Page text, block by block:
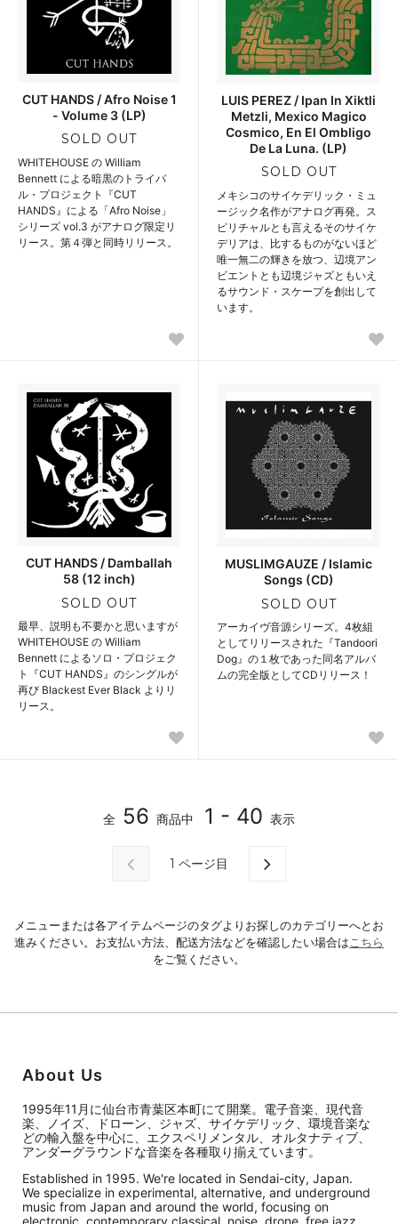
CUT HANDS / Afro Noise 1
- Volume 3 (LP)
SOLD OUT
WHITEHOUSE の William
Bennett による暗黒のトライバ
ル・プロジェクト『CUT
HANDS』による「Afro Noise」
シリーズ vol.3 がアナログ限定リ
リース。第４弾と同時リリース。
LUIS PEREZ / Ipan In Xiktli
Metzli, Mexico Magico
Cosmico, En El Ombligo
De La Luna. (LP)
SOLD OUT
メキシコのサイケデリック・ミュ
ージック名作がアナログ再発。ス
ピリチャルとも言えるそのサイケ
デリアは、比するものがないほど
唯一無二の輝きを放つ、辺境アン
ビエントとも辺境ジャズともいえ
るサウンド・スケープを創出して
います。
CUT HANDS / Damballah
58 (12 inch)
SOLD OUT
最早、説明も不要かと思いますが
WHITEHOUSE の William
Bennett によるソロ・プロジェク
ト『CUT HANDS』のシングルが
再び Blackest Ever Black よりリ
リース。
MUSLIMGAUZE / Islamic
Songs (CD)
SOLD OUT
アーカイヴ音源シリーズ。4枚組
としてリリースされた『Tandoori
Dog』の１枚であった同名アルバ
ムの完全版としてCDリリース！
全 56 商品中 1 - 40 表示
1 ページ目
メニューまたは各アイテムページのタグよりお探しのカテゴリーへとお
進みください。お支払い方法、配送方法などを確認したい場合は こちら
をご覧ください。
About Us
1995年11月に仙台市青葉区本町にて開業。電子音楽、現代音
楽、ノイズ、ドローン、ジャズ、サイケデリック、環境音楽な
どの輸入盤を中心に、エクスペリメンタル、オルタナティブ、
アンダーグラウンドな音楽を各種取り揃えています。
Established in 1995. We're located in Sendai-city, Japan.
We specialize in experimental, alternative, and underground
music from Japan and around the world, focusing on